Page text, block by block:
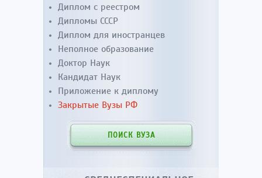
Диплом с реестром
Дипломы СССР
Диплом для иностранцев
Неполное образование
Доктор Наук
Кандидат Наук
Приложение к диплому
Закрытые Вузы РФ
ПОИСК ВУЗА